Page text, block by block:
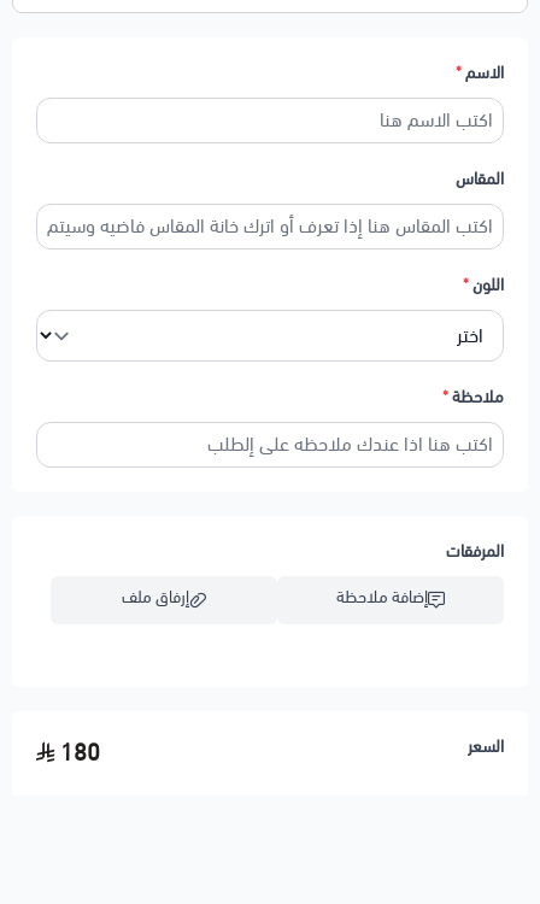
الاسم*
المقاس
اللون*
ملاحظة*
المرفقات
إضافة ملاحظة
إرفاق ملف
السعر 180